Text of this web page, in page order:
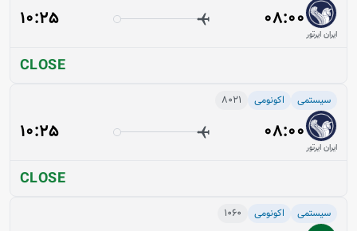
ایران ایرتور
08:00
10:25
CLOSE
سیستمی اکونومی 8021
ایران ایرتور
08:00
10:25
CLOSE
سیستمی اکونومی 1060